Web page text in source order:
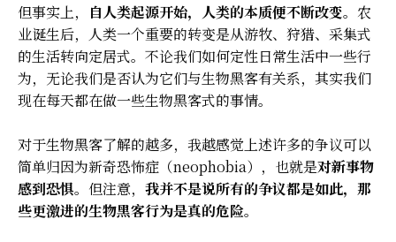
但事实上， 自人类起源开始，人类的本质便不断改变。农
业诞生后，人类一个重要的转变是从游牧、狩猎、采集式
的生活转向定居式。不论我们如何定性日常生活中一些行
为，无论我们是否认为它们与生物黑客有关系，其实我们
现在每天都在做一些生物黑客式的事情。
对于生物黑客了解的越多，我越感觉上述许多的争议可以
简单归因为新奇恐怖症（neophobia），也就是对新事物
感到恐惧。但注意， 我并不是说所有的争议都是如此，那
些更激进的生物黑客行为是真的危险。